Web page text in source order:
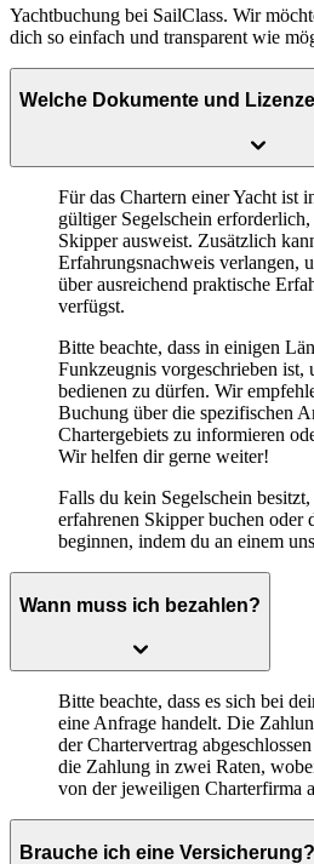
Yachtbuchung bei SailClass. Wir
dich so einfach und transparent wie
Welche Dokumente und
Für das Chartern einer Yacht ist
gültiger Segelschein erforderlich,
Skipper ausweist. Zusätzlich
Erfahrungsnachweis verlangen,
über ausreichend praktische
verfügst.
Bitte beachte, dass in einigen
Funkzeugnis vorgeschrieben ist,
bedienen zu dürfen. Wir
Buchung über die spezifischen
Chartergebiets zu informieren
Wir helfen dir gerne weiter!
Falls du kein Segelschein
erfahrenen Skipper buchen oder
beginnen, indem du an einem
Wann muss ich bezahlen?
Bitte beachte, dass es sich bei
eine Anfrage handelt. Die
der Chartervertrag
die Zahlung in zwei Raten,
von der jeweiligen Charterfirma
Brauche ich eine Versicherung?